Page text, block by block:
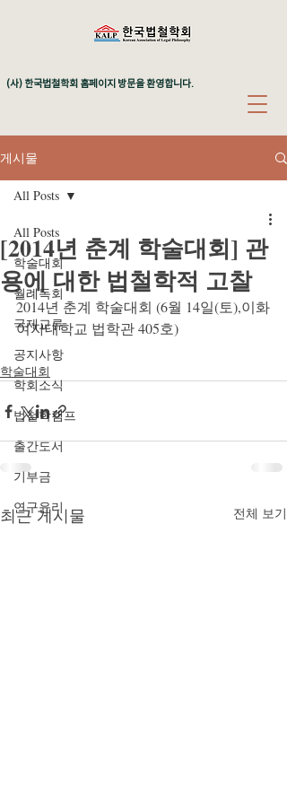
(사) 한국법철학회 홈페이지 방문을 환영합니다.
게시물
All Posts
학술대회
월례독회
국제교류
공지사항
학회소식
법철학캠프
출간도서
기부금
연구윤리
All Posts
[2014년 춘계 학술대회] 관
용에 대한 법철학적 고찰
2014년 춘계 학술대회 (6월 14일(토),이화
여자대학교 법학관 405호)
학술대회
최근 게시물 전체 보기